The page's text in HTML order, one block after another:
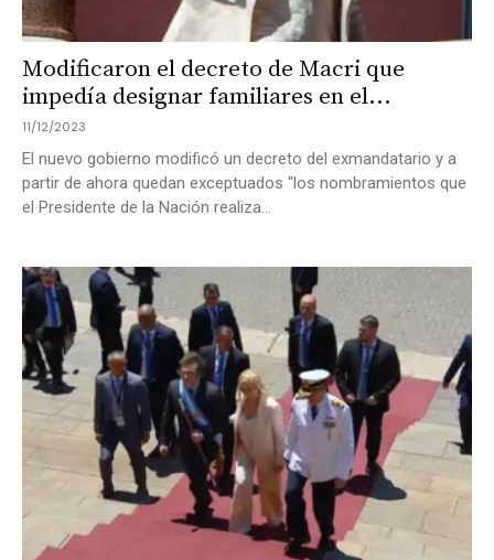
Modificaron el decreto de Macri que
impedía designar familiares en el...
11/12/2023
El nuevo gobierno modificó un decreto del exmandatario y a
partir de ahora quedan exceptuados "los nombramientos que
el Presidente de la Nación realiza...